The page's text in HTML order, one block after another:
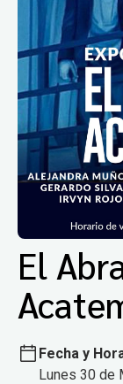
El
Fecha y
Lunes 30 de